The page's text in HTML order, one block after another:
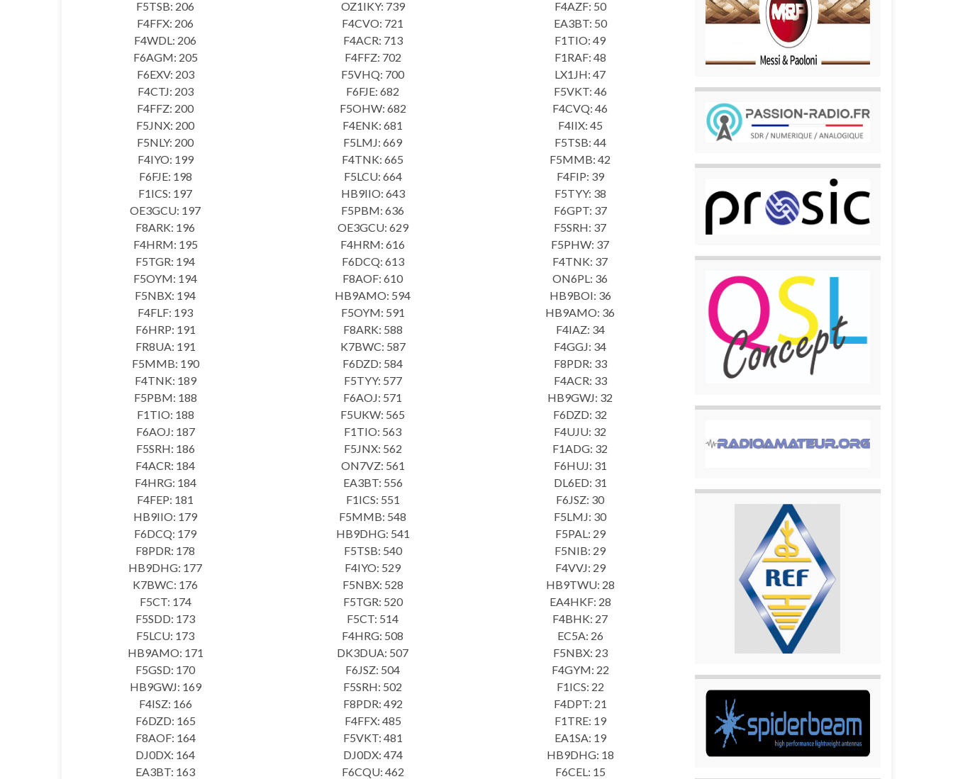
F5TSB: 206
F4FFX: 206
F4WDL: 206
F6AGM: 205
F6EXV: 203
F4CTJ: 203
F4FFZ: 200
F5JNX: 200
F5NLY: 200
F4IYO: 199
F6FJE: 198
F1ICS: 197
OE3GCU: 197
F8ARK: 196
F4HRM: 195
F5TGR: 194
F5OYM: 194
F5NBX: 194
F4FLF: 193
F6HRP: 191
FR8UA: 191
F5MMB: 190
F4TNK: 189
F5PBM: 188
F1TIO: 188
F6AOJ: 187
F5SRH: 186
F4ACR: 184
F4HRG: 184
F4FEP: 181
HB9IIO: 179
F6DCQ: 179
F8PDR: 178
HB9DHG: 177
K7BWC: 176
F5CT: 174
F5SDD: 173
F5LCU: 173
HB9AMO: 171
F5GSD: 170
HB9GWJ: 169
F4ISZ: 166
F6DZD: 165
F8AOF: 164
DJ0DX: 164
EA3BT: 163
OZ1IKY: 739
F4CVO: 721
F4ACR: 713
F4FFZ: 702
F5VHQ: 700
F6FJE: 682
F5OHW: 682
F4ENK: 681
F5LMJ: 669
F4TNK: 665
F5LCU: 664
HB9IIO: 643
F5PBM: 636
OE3GCU: 629
F4HRM: 616
F6DCQ: 613
F8AOF: 610
HB9AMO: 594
F5OYM: 591
F8ARK: 588
K7BWC: 587
F6DZD: 584
F5TYY: 577
F6AOJ: 571
F5UKW: 565
F1TIO: 563
F5JNX: 562
ON7VZ: 561
EA3BT: 556
F1ICS: 551
F5MMB: 548
HB9DHG: 541
F5TSB: 540
F4IYO: 529
F5NBX: 528
F5TGR: 520
F5CT: 514
F4HRG: 508
DK3DUA: 507
F6JSZ: 504
F5SRH: 502
F8PDR: 492
F4FFX: 485
F5VKT: 481
DJ0DX: 474
F6CQU: 462
F4AZF: 50
EA3BT: 50
F1TIO: 49
F1RAF: 48
LX1JH: 47
F5VKT: 46
F4CVQ: 46
F4IIX: 45
F5TSB: 44
F5MMB: 42
F4FIP: 39
F5TYY: 38
F6GPT: 37
F5SRH: 37
F5PHW: 37
F4TNK: 37
ON6PL: 36
HB9BOI: 36
HB9AMO: 36
F4IAZ: 34
F4GGJ: 34
F8PDR: 33
F4ACR: 33
HB9GWJ: 32
F6DZD: 32
F4UJU: 32
F1ADG: 32
F6HUJ: 31
DL6ED: 31
F6JSZ: 30
F5LMJ: 30
F5PAL: 29
F5NIB: 29
F4VVJ: 29
HB9TWU: 28
EA4HKF: 28
F4BHK: 27
EC5A: 26
F5NBX: 23
F4GYM: 22
F1ICS: 22
F4DPT: 21
F1TRE: 19
EA1SA: 19
HB9DHG: 18
F6CEL: 15